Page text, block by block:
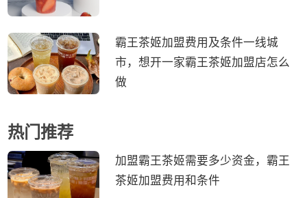
霸王茶姬加盟费用及条件一线城
市，想开一家霸王茶姬加盟店怎么
做
热门推荐
加盟霸王茶姬需要多少资金，霸王
茶姬加盟费用和条件